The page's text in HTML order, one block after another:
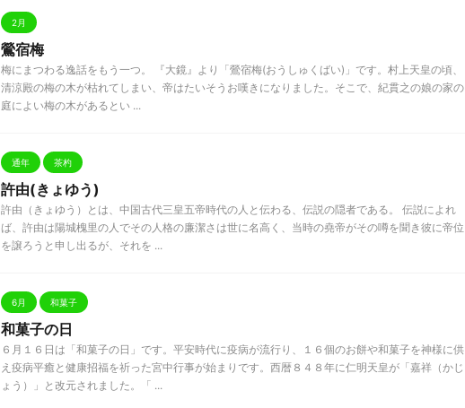
2月
鶯宿梅
梅にまつわる逸話をもう一つ。 『大鏡』より「鶯宿梅(おうしゅくばい)」です。村上天皇の頃、
清涼殿の梅の木が枯れてしまい、帝はたいそうお嘆きになりました。そこで、紀貫之の娘の家の
庭によい梅の木があるとい ...
通年 茶杓
許由(きょゆう)
許由（きょゆう）とは、中国古代三皇五帝時代の人と伝わる、伝説の隠者である。 伝説によれ
ば、許由は陽城槐里の人でその人格の廉潔さは世に名高く、当時の堯帝がその噂を聞き彼に帝位
を譲ろうと申し出るが、それを ...
6月 和菓子
和菓子の日
６月１６日は「和菓子の日」です。平安時代に疫病が流行り、１６個のお餅や和菓子を神様に供
え疫病平癒と健康招福を祈った宮中行事が始まりです。西暦８４８年に仁明天皇が「嘉祥（かじ
ょう）」と改元されました。「 ...